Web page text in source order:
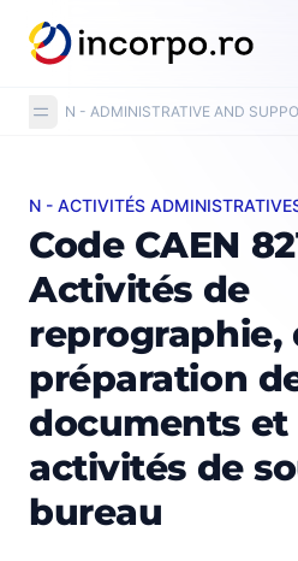
principal
N - ADMINISTRATIVE AND
Code CAEN 8219 :
N - ACTIVITÉS
Code CAEN
Activités de
reprographie,
préparation
documents et
activités de
bureau